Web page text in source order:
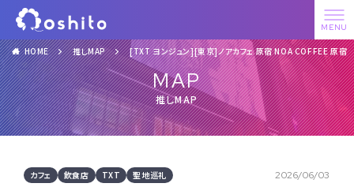
HOME 推しMAP [TXT ヨンジュン][東京]ノアカフェ 原宿 NOA COFFEE 原宿
MAP
推しMAP
カフェ 飲食店 TXT 聖地巡礼 2026/06/03